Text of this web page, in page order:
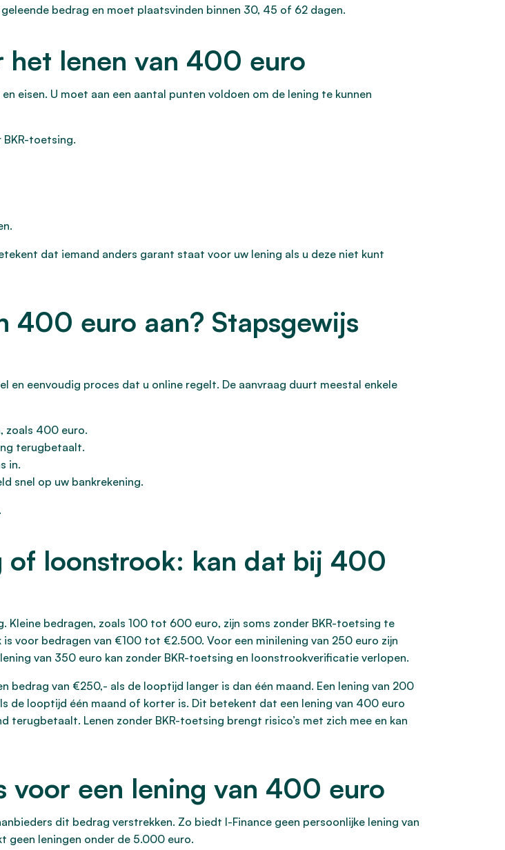
bedrag en moet plaatsvinden binnen 30, 45 of 62 dagen.
het lenen van 400 euro
eisen. U moet aan een aantal punten voldoen om de lening te kunnen
BKR-toetsing.
dat iemand anders garant staat voor uw lening als u deze niet kunt
400 euro aan? Stapsgewijs
en eenvoudig proces dat u online regelt. De aanvraag duurt meestal enkele
zoals 400 euro.
terugbetaalt.
in.
snel op uw bankrekening.
of loonstrook: kan dat bij 400
Kleine bedragen, zoals 100 tot 600 euro, zijn soms zonder BKR-toetsing te
voor bedragen van €100 tot €2.500. Voor een minilening van 250 euro zijn
van 350 euro kan zonder BKR-toetsing en loonstrookverificatie verlopen.
bedrag van €250,- als de looptijd langer is dan één maand. Een lening van 200
de looptijd één maand of korter is. Dit betekent dat een lening van 400 euro
terugbetaalt. Lenen zonder BKR-toetsing brengt risico’s met zich mee en kan
voor een lening van 400 euro
dit bedrag verstrekken. Zo biedt I-Finance geen persoonlijke lening van
geen leningen onder de 5.000 euro.